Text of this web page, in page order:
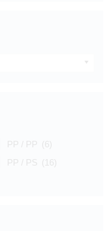
PP / PP (6)
PP / PS (16)